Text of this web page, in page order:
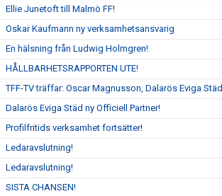
Ellie Junetoft till Malmö FF!
Oskar Kaufmann ny verksamhetsansvarig
En hälsning från Ludwig Holmgren!
HÅLLBARHETSRAPPORTEN UTE!
TFF-TV träffar: Oscar Magnusson, Dalarös Eviga Städ
Dalarös Eviga Städ ny Officiell Partner!
Profilfritids verksamhet fortsätter!
Ledaravslutning!
Ledaravslutning!
SISTA CHANSEN!